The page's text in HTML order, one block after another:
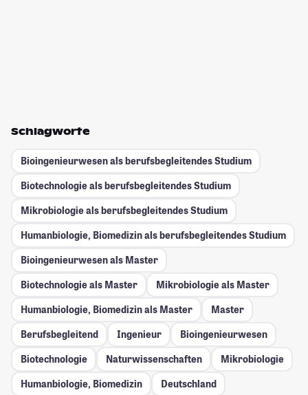
Schlagworte
Bioingenieurwesen als berufsbegleitendes Studium
Biotechnologie als berufsbegleitendes Studium
Mikrobiologie als berufsbegleitendes Studium
Humanbiologie, Biomedizin als berufsbegleitendes Studium
Bioingenieurwesen als Master
Biotechnologie als Master
Mikrobiologie als Master
Humanbiologie, Biomedizin als Master
Master
Berufsbegleitend
Ingenieur
Bioingenieurwesen
Biotechnologie
Naturwissenschaften
Mikrobiologie
Humanbiologie, Biomedizin
Deutschland